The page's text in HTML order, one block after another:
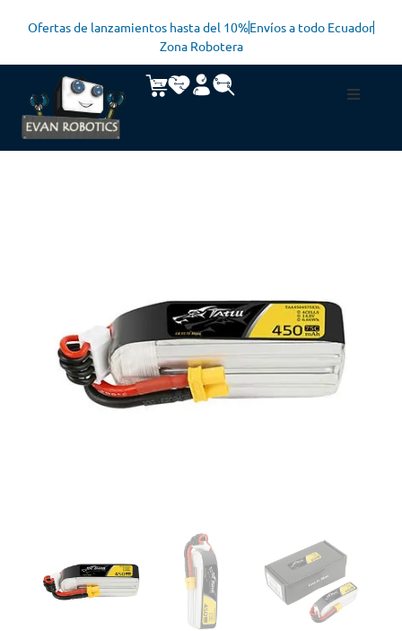
Ofertas de lanzamientos hasta del 10%Envíos a todo Ecuador
Zona Robotera